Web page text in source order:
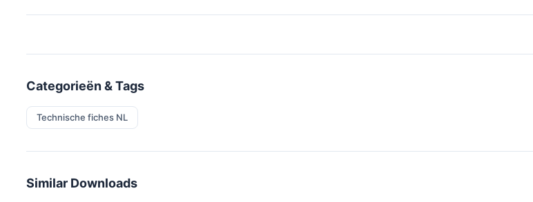
Categorieën & Tags
Technische fiches NL
Similar Downloads